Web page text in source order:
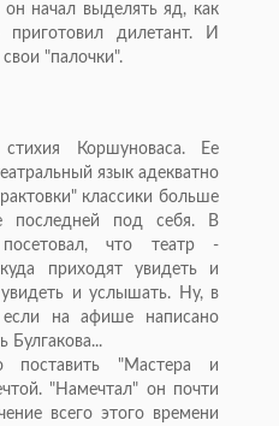
он начал выделять яд, как
дилетант. И
"палочки".
Коршуноваса. Ее
язык адекватно
классики больше
последней под себя. В
что театр -
приходят увидеть и
и услышать. Ну, в
на афише написано
Булгакова...
поставить "Мастера и
"Намечтал" он почти
всего этого времени